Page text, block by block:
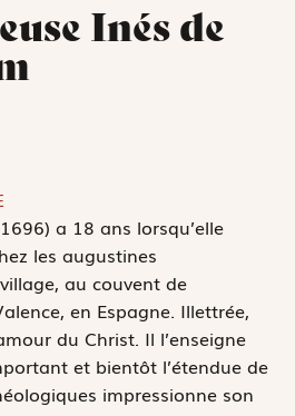
Inés de
a 18 ans lorsqu’elle
les augustines
au couvent de
en Espagne. Illettrée,
du Christ. Il l’enseigne
et bientôt l’étendue de
impressionne son